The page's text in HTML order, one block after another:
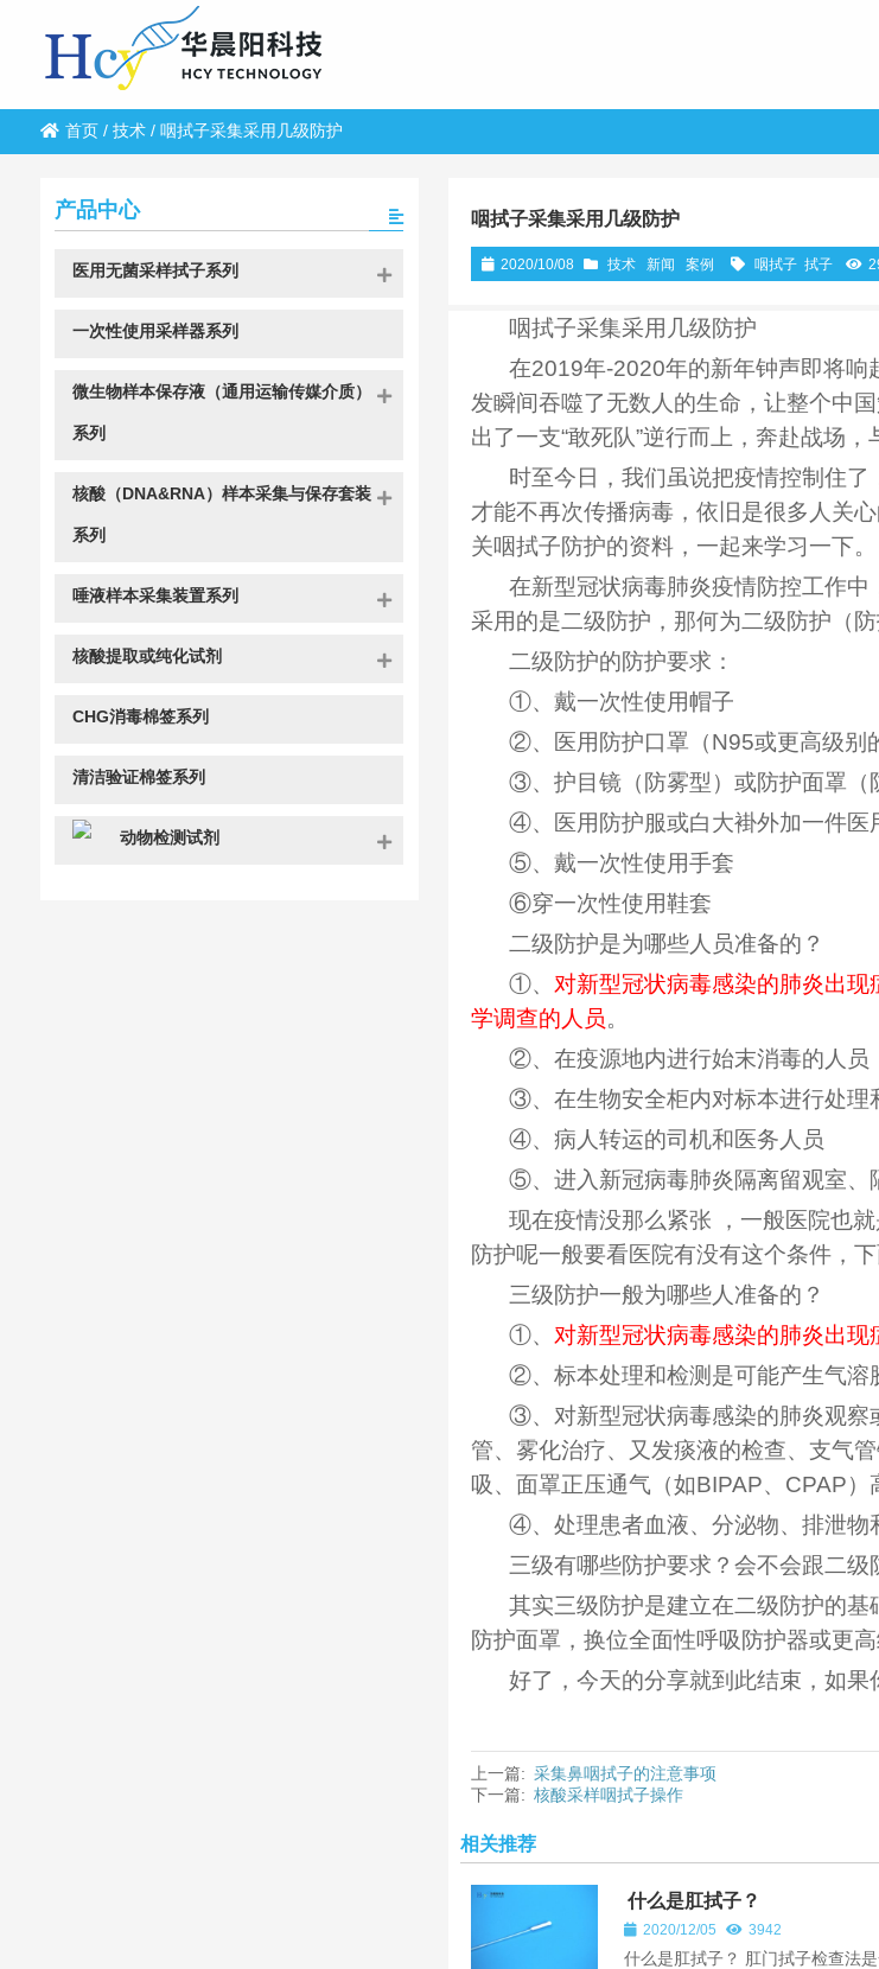
首页/ 技术/ 咽拭子采集采用几级防护
咽拭子采集采用几级防护
2020/10/08 技术 新闻 案例 咽拭子 拭子
咽拭子采集采用几级防护
在2019年-2020年的新年钟声即将响
发瞬间吞噬了无数人的生命，让整个中
出了一支“敢死队”逆行而上，奔赴战场
时至今日，我们虽说把疫情控制住
才能不再次传播病毒，依旧是很多人关
关咽拭子防护的资料，一起来学习一下。
在新型冠状病毒肺炎疫情防控工作
采用的是二级防护，那何为二级防护（
二级防护的防护要求：
①、戴一次性使用帽子
②、医用防护口罩（N95或更高级别
③、护目镜（防雾型）或防护面罩（
④、医用防护服或白大褂外加一件医
⑤、戴一次性使用手套
⑥穿一次性使用鞋套
二级防护是为哪些人员准备的？
①、 对新型冠状病毒感染的肺炎出
学调查的人员。
②、在疫源地内进行始末消毒的人员
③、在生物安全柜内对标本进行处理
④、病人转运的司机和医务人员
⑤、进入新冠病毒肺炎隔离留观室、
现在疫情没那么紧张 ，一般医院也
防护呢一般要看医院有没有这个条件，
三级防护一般为哪些人准备的？
①、 对新型冠状病毒感染的肺炎出现
②、标本处理和检测是可能产生气溶
③、对新型冠状病毒感染的肺炎观察
管、雾化治疗、又发痰液的检查、支气
吸、面罩正压通气（如BIPAP、CPAP
④、处理患者血液、分泌物、排泄物
三级有哪些防护要求？会不会跟二级
其实三级防护是建立在二级防护的
防护面罩，换位全面性呼吸防护器或更
好了，今天的分享就到此结束，如
上一篇: 采集鼻咽拭子的注意事项
下一篇: 核酸采样咽拭子操作
相关推荐
什么是肛拭子？
2020/12/05 3942
什么是肛拭子？ 肛门拭子检查法
产品中心
医用无菌采样拭子系列
一次性使用采样器系列
微生物样本保存液（通用运输传媒介质）
系列
核酸（DNA&RNA）样本采集与保存套装
系列
唾液样本采集装置系列
核酸提取或纯化试剂
CHG消毒棉签系列
清洁验证棉签系列
动物检测试剂